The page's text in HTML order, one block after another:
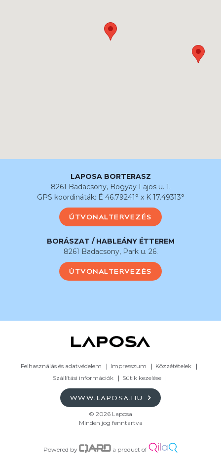
LAPOSA BORTERASZ
8261 Badacsony, Bogyay Lajos u. 1.
GPS koordináták: É 46.79241° x K 17.49313°
ÚTVONALTERVEZÉS
BORÁSZAT / HABLEÁNY ÉTTEREM
8261 Badacsony, Park u. 26.
ÚTVONALTERVEZÉS
Felhasználás és adatvédelem Impresszum
Közzétételek
Szállítási információk
Sütik kezelése
WWW.LAPOSA.HU
© 2026 Laposa
Minden jog fenntartva
Powered by a product of